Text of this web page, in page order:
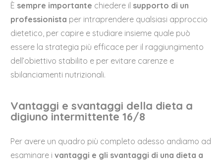
È sempre importante chiedere il supporto di un
professionista per intraprendere qualsiasi approccio
dietetico, per capire e studiare insieme quale può
essere la strategia più efficace per il raggiungimento
dell’obiettivo stabilito e per evitare carenze e
sbilanciamenti nutrizionali.
Vantaggi e svantaggi della dieta a
digiuno intermittente 16/8
Per avere un quadro più completo adesso andiamo ad
esaminare i vantaggi e gli svantaggi di una dieta a